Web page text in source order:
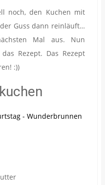
noch, den Kuchen mit
Guss dann reinläuft…
Mal aus. Nun
Rezept. Das Rezept
:))